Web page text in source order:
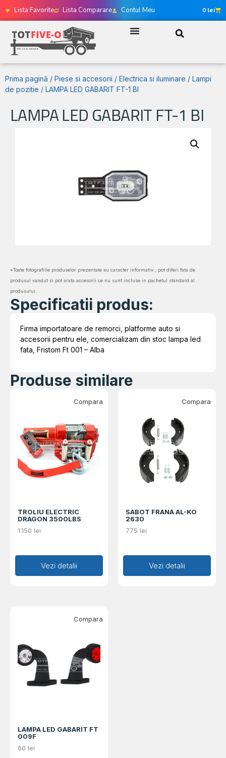
Lista Favorite Lista Comparare Contul Meu 0 lei
Prima pagină / Piese si accesorii / Electrica si iluminare / Lampi
de pozitie / LAMPA LED GABARIT FT-1 BI
LAMPA LED GABARIT FT-1 BI
*Toate fotografiile produselor prezentate au caracter informativ , pot diferi fata de
produsul vandut si pot arata accesorii ce nu sunt incluse in pachetul standard al
produsului.
Specificatii produs:
Firma importatoare de remorci, platforme auto si
accesorii pentru ele, comercializam din stoc lampa led
fata, Fristom Ft 001 – Alba
Produse similare
TROLIU ELECTRIC
DRAGON 3500LBS
1.150 lei
Adaugă în coș
Vezi detalii
Compara
SABOT FRANA AL-KO
2630
775 lei
Adaugă în coș
Vezi detalii
Compara
LAMPA LED GABARIT FT
009F
60 lei
Compara